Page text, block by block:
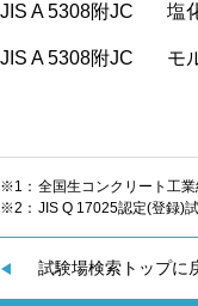
JIS A 5308附JC 塩
JIS A 5308附JC モ
※1： 全国生コンクリート工
※2： JIS Q 17025認定(登録)
試験場検索トップに